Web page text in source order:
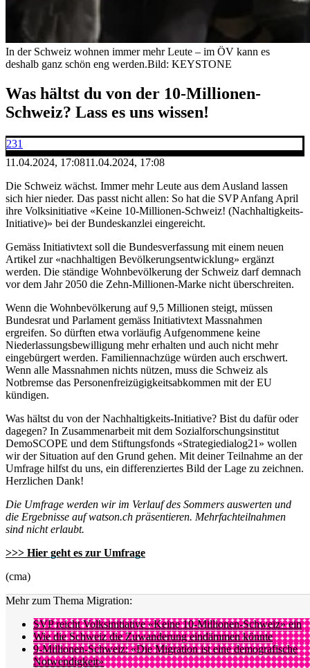
In der Schweiz wohnen immer mehr Leute – im ÖV kann es
deshalb ganz schön eng werden.Bild: KEYSTONE
Was hältst du von der 10-Millionen-
Schweiz? Lass es uns wissen!
231
11.04.2024, 17:0811.04.2024, 17:08
Die Schweiz wächst. Immer mehr Leute aus dem Ausland lassen
sich hier nieder. Das passt nicht allen: So hat die SVP Anfang April
ihre Volksinitiative «Keine 10-Millionen-Schweiz! (Nachhaltigkeits-
Initiative)» bei der Bundeskanzlei eingereicht.
Gemäss Initiativtext soll die Bundesverfassung mit einem neuen
Artikel zur «nachhaltigen Bevölkerungsentwicklung» ergänzt
werden. Die ständige Wohnbevölkerung der Schweiz darf demnach
vor dem Jahr 2050 die Zehn-Millionen-Marke nicht überschreiten.
Wenn die Wohnbevölkerung auf 9,5 Millionen steigt, müssen
Bundesrat und Parlament gemäss Initiativtext Massnahmen
ergreifen. So dürften etwa vorläufig Aufgenommene keine
Niederlassungsbewilligung mehr erhalten und auch nicht mehr
eingebürgert werden. Familiennachzüge würden auch erschwert.
Wenn alle Massnahmen nichts nützen, muss die Schweiz als
Notbremse das Personenfreizügigkeitsabkommen mit der EU
kündigen.
Was hältst du von der Nachhaltigkeits-Initiative? Bist du dafür oder
dagegen? In Zusammenarbeit mit dem Sozialforschungsinstitut
DemoSCOPE und dem Stiftungsfonds «Strategiedialog21» wollen
wir der Situation auf den Grund gehen. Mit deiner Teilnahme an der
Umfrage hilfst du uns, ein differenziertes Bild der Lage zu zeichnen.
Herzlichen Dank!
Die Umfrage werden wir im Verlauf des Sommers auswerten und
die Ergebnisse auf watson.ch präsentieren. Mehrfachteilnahmen
sind nicht erlaubt.
>>> Hier geht es zur Umfrage
(cma)
Mehr zum Thema Migration:
SVP reicht Volksinitiative «Keine 10-Millionen-Schweiz» ein
Wie die Schweiz die Zuwanderung eindämmen könnte
9-Millionen-Schweiz: «Die Migration ist eine demografische
Notwendigkeit»